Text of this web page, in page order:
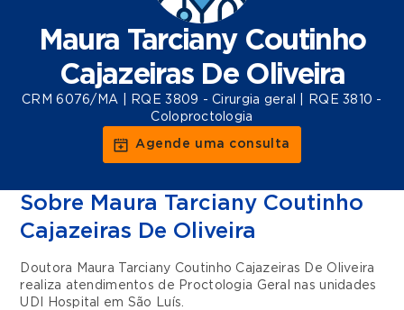
Maura Tarciany Coutinho
Cajazeiras De Oliveira
CRM 6076/MA | RQE 3809 - Cirurgia geral | RQE 3810 -
Coloproctologia
Agende uma consulta
Sobre Maura Tarciany Coutinho
Cajazeiras De Oliveira
Doutora Maura Tarciany Coutinho Cajazeiras De Oliveira
realiza atendimentos de Proctologia Geral
nas unidades
UDI Hospital
em São Luís.